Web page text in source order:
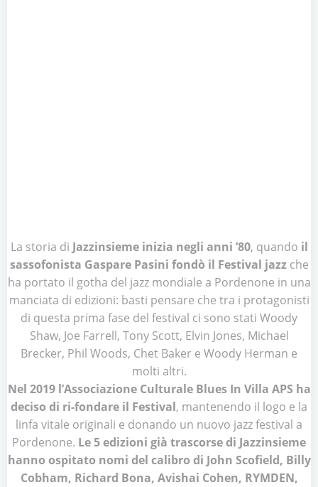
La storia di Jazzinsieme inizia negli anni ’80, quando il
sassofonista Gaspare Pasini fondò il Festival jazzche
ha portato il gotha del jazz mondiale a Pordenone in una
manciata di edizioni: basti pensare che tra i protagonisti
di questa prima fase del festival ci sono stati Woody
Shaw, Joe Farrell, Tony Scott, Elvin Jones, Michael
Brecker, Phil Woods, Chet Baker e Woody Herman e
molti altri.
Nel 2019 l’Associazione Culturale Blues In Villa APS ha
deciso di ri-fondare il Festival, mantenendo il logo e la
linfa vitale originali e donando un nuovo jazz festival a
Pordenone. Le 5 edizioni già trascorse di Jazzinsieme
hanno ospitato nomi del calibro di John Scofield, Billy
Cobham, Richard Bona, Avishai Cohen, RYMDEN,